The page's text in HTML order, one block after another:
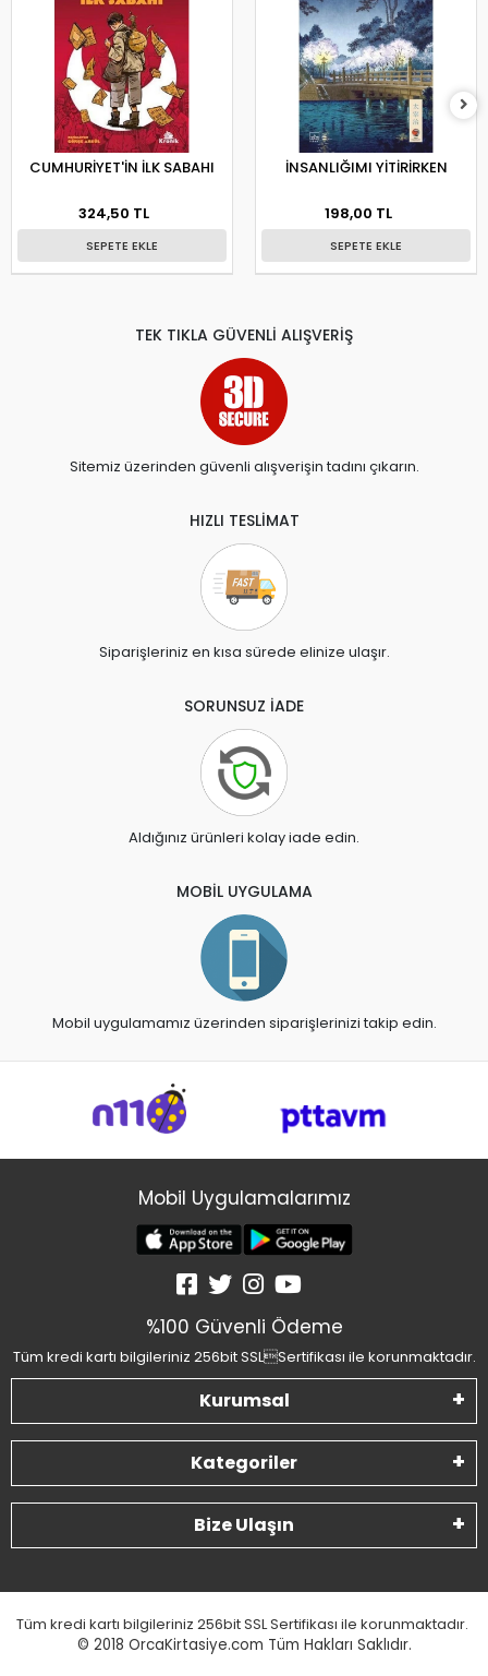
CUMHURİYET'İN İLK SABAHI
324,50 TL
SEPETE EKLE
İNSANLIĞIMI YİTİRİRKEN
198,00 TL
SEPETE EKLE
TEK TIKLA GÜVENLİ ALIŞVERİŞ
Sitemiz üzerinden güvenli alışverişin tadını çıkarın.
HIZLI TESLİMAT
Siparişleriniz en kısa sürede elinize ulaşır.
SORUNSUZ İADE
Aldığınız ürünleri kolay iade edin.
MOBİL UYGULAMA
Mobil uygulamamız üzerinden siparişlerinizi takip edin.
Mobil Uygulamalarımız
%100 Güvenli Ödeme
Tüm kredi kartı bilgileriniz 256bit SSLSertifikası ile korunmaktadır.
Kurumsal
Kategoriler
Bize Ulaşın
Tüm kredi kartı bilgileriniz 256bit SSL Sertifikası ile korunmaktadır.
© 2018 OrcaKirtasiye.com Tüm Hakları Saklıdır.